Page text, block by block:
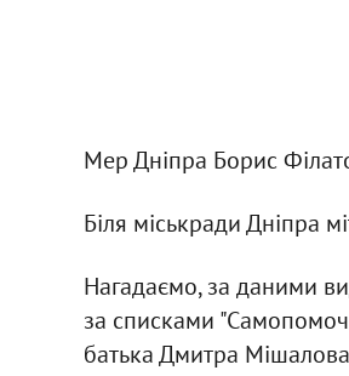
Мер Дніпра Борис
Біля міськради Дніпра
Нагадаємо, за даними
за списками
батька Дмитра